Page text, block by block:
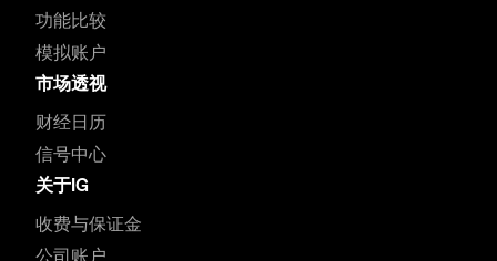
功能比较
模拟账户
市场透视
财经日历
信号中心
关于IG
收费与保证金
公司账户